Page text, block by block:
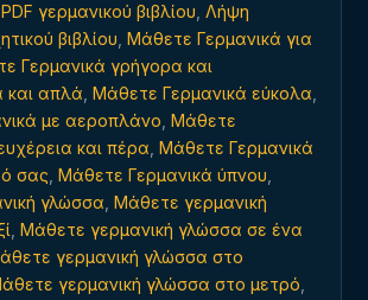
γερμανικού βιβλίου Λήψη
βιβλίου Μάθετε Γερμανικά για
Γερμανικά γρήγορα και
και απλά Μάθετε Γερμανικά εύκολα
με αεροπλάνο Μάθετε
και πέρα Μάθετε Γερμανικά
σας Μάθετε Γερμανικά ύπνου
γλώσσα Μάθετε γερμανική
Μάθετε γερμανική γλώσσα σε ένα
γερμανική γλώσσα στο
γερμανική γλώσσα στο μετρό